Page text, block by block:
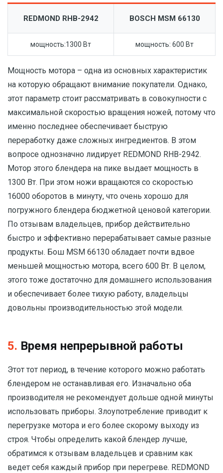
REDMOND RHB-2942 BOSCH MSM 66130
мощность:1300 Вт мощность: 600 Вт
Мощность мотора – одна из основных характеристик
на которую обращают внимание покупатели. Однако,
этот параметр стоит рассматривать в совокупности с
максимальной скоростью вращения ножей, потому что
именно последнее обеспечивает быструю
переработку даже сложных ингредиентов. В этом
вопросе однозначно лидирует REDMOND RHB-2942.
Мотор этого блендера на пике выдает мощность в
1300 Вт. При этом ножи вращаются со скоростью
16000 оборотов в минуту, что очень хорошо для
погружного блендера бюджетной ценовой категории.
По отзывам владельцев, прибор действительно
быстро и эффективно перерабатывает самые разные
продукты. Бош MSM 66130 обладает почти вдвое
меньшей мощностью мотора, всего 600 Вт. В целом,
этого тоже достаточно для домашнего использования
и обеспечивает более тихую работу, владельцы
довольны производительностью этой модели.
5. Время непрерывной работы
Этот тот период, в течение которого можно работать
блендером не останавливая его. Изначально оба
производителя не рекомендует дольше одной минуты
использовать приборы. Злоупотребление приводит к
перегрузке мотора и его более скорому выходу из
строя. Чтобы определить какой блендер лучше,
обратимся к отзывам владельцев и сравним как
ведет себя каждый прибор при перегреве. REDMOND